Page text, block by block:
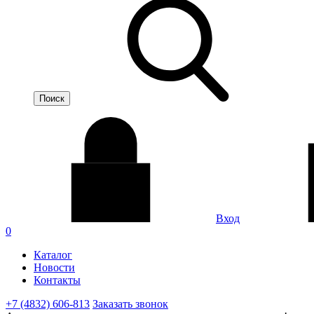
Вход
0
Каталог
Новости
Контакты
+7 (4832) 606-813 Заказать звонок